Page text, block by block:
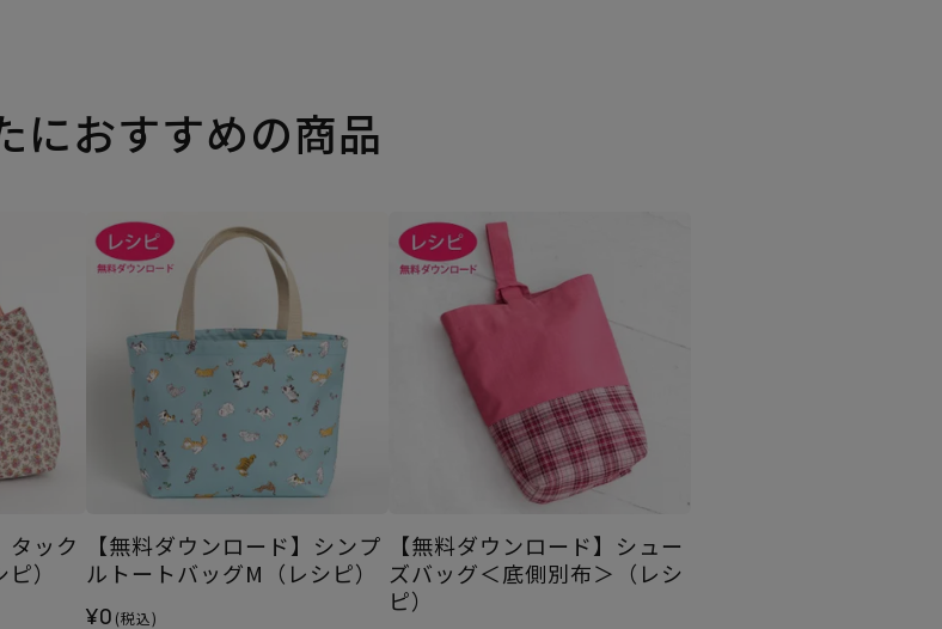
におすすめの商品
タック
）
【無料ダウンロード】シンプ
ルトートバッグM（レシピ）
¥0 (税込)
【無料ダウンロード】シュー
ズバッグ＜底側別布＞（レシ
ピ）